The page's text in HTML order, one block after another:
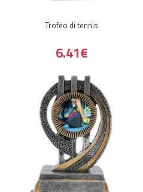
Trofeo di tennis
6.41€